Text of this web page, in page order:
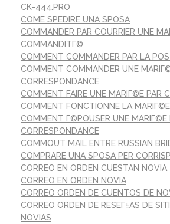
CK-444.PRO
COME SPEDIRE UNA SPOSA
COMMANDER PAR COURRIER UNE
COMMANDITГ©
COMMENT COMMANDER PAR LA
COMMENT COMMANDER UNE
CORRESPONDANCE
COMMENT FAIRE UNE MARIГ©E PAR
COMMENT FONCTIONNE LA MARIГ©E
COMMENT Г©POUSER UNE MARIГ©E
CORRESPONDANCE
COMMOUT MAIL ENTRE RUSSIAN
COMPRARE UNA SPOSA PER
CORREO EN ORDEN CUESTAN NOVIA
CORREO EN ORDEN NOVIA
CORREO ORDEN DE CUENTOS DE
CORREO ORDEN DE RESEГ±AS DE
NOVIAS